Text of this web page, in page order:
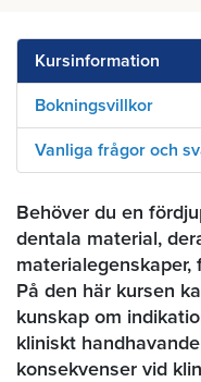
Kursinformation
Bokningsvillkor
Vanliga frågor och
Behöver du en
dentala material,
På den här kursen
kunskap om
kliniskt
konsekvenser vid